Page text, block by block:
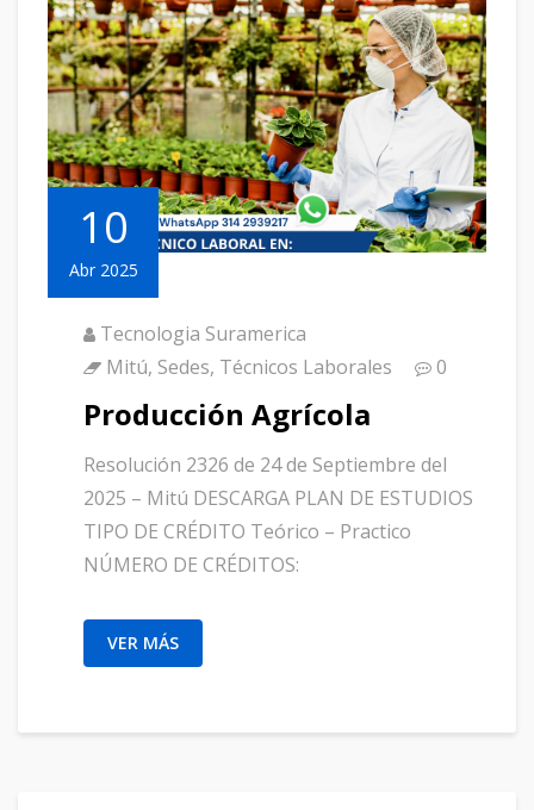
10
Abr 2025
Tecnologia Suramerica
Mitú, Sedes, Técnicos Laborales 0
Producción Agrícola
Resolución 2326 de 24 de Septiembre del
2025 – Mitú DESCARGA PLAN DE ESTUDIOS
TIPO DE CRÉDITO Teórico – Practico
NÚMERO DE CRÉDITOS:
VER MÁS